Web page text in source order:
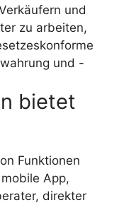
und
zu arbeiten,
und -
bietet
Funktionen
App,
direkter